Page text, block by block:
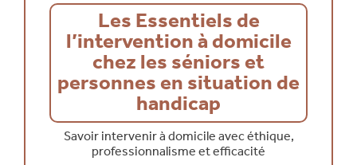
Les Essentiels de
l’intervention à domicile
chez les séniors et
personnes en situation de
handicap
Savoir intervenir à domicile avec éthique,
professionnalisme et efficacité